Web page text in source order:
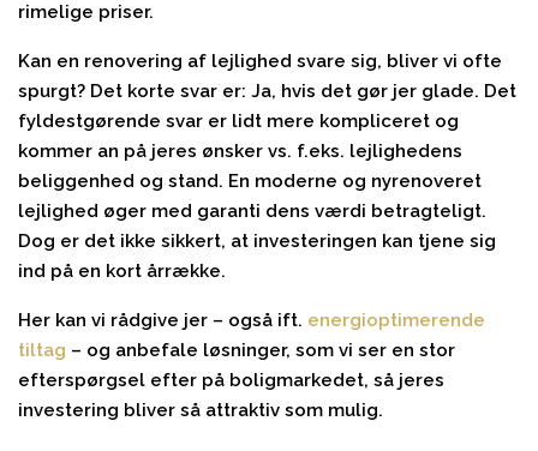
rimelige priser.
Kan en renovering af lejlighed svare sig, bliver vi ofte
spurgt? Det korte svar er: Ja, hvis det gør jer glade. Det
fyldestgørende svar er lidt mere kompliceret og
kommer an på jeres ønsker vs. f.eks. lejlighedens
beliggenhed og stand. En moderne og nyrenoveret
lejlighed øger med garanti dens værdi betragteligt.
Dog er det ikke sikkert, at investeringen kan tjene sig
ind på en kort årrække.
Her kan vi rådgive jer – også ift. energioptimerende
tiltag – og anbefale løsninger, som vi ser en stor
efterspørgsel efter på boligmarkedet, så jeres
investering bliver så attraktiv som mulig.